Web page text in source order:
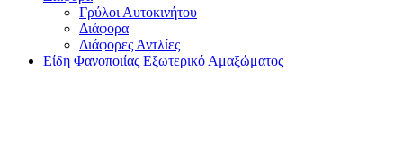
Γρύλοι Αυτοκινήτου
Διάφορα
Διάφορες Αντλίες
Είδη Φανοποιίας Εξωτερικό Αμαξώματος